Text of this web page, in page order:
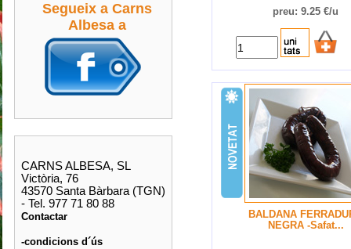
preu: 9.25 €/u
BALDANA
NEGRA -Safat...
Segueix a Carns
Albesa a
CARNS ALBESA, SL
Victòria, 76
43570 Santa Bàrbara (TGN)
- Tel. 977 71 80 88
Contactar
-condicions d´ús